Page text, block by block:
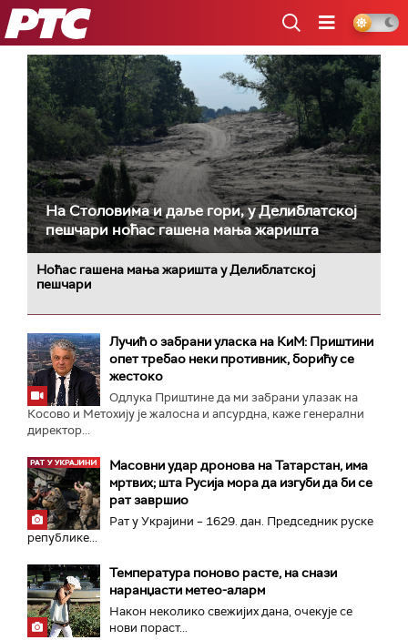
РТС
На Столовима и даље гори, у Делиблатској
пешчари ноћас гашена мања жаришта
Ноћас гашена мања жаришта у Делиблатској
пешчари
Лучић о забрани уласка на КиМ: Приштини
опет требао неки противник, борићу се
жестоко
Одлука Приштине да ми забрани улазак на
Косово и Метохију је жалосна и апсурдна, каже генерални
директор...
Масовни удар дронова на Татарстан, има
мртвих; шта Русија мора да изгуби да би се
рат завршио
Рат у Украјини – 1629. дан. Председник руске
републике...
Температура поново расте, на снази
наранџасти метео-аларм
Након неколико свежијих дана, очекује се
нови пораст...